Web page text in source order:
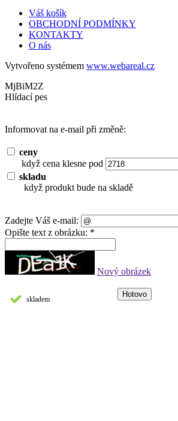
skladem
Váš košík
OBCHODNÍ PODMÍNKY
KONTAKTY
O nás
Vytvořeno systémem www.webareal.cz
MjBiM2Z
Hlídací pes
Informovat na e-mail při změně:
ceny
když cena klesne pod
skladu
když produkt bude na skladě
Zadejte Váš e-mail:
Opište text z obrázku: *
Nový obrázek